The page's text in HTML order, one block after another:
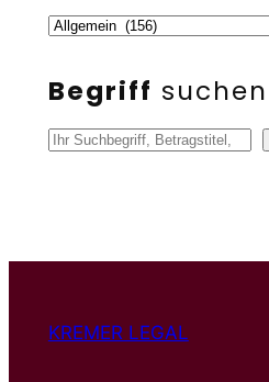
Begriff suchen
S
n
KREMER LEGAL